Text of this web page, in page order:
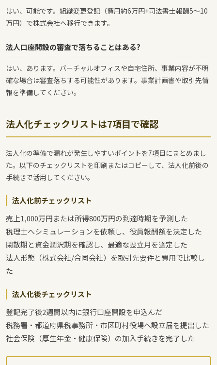
はい、可能です。組織変更登記（費用約6万円+司法書士報酬5〜10
万円）で株式会社へ移行できます。
法人口座開設の審査で落ちることはある?
はい、あります。バーチャルオフィスや自宅住所、事業内容が不明
確な場合は審査落ちする可能性があります。事業計画書や取引先情
報を準備してください。
法人化チェックリストは7項目で確認
法人化の準備で漏れが発生しやすいポイントを7項目にまとめまし
た。以下のチェックリストを印刷またはコピーして、法人化前後の
手続きで活用してください。
法人化前チェックリスト
売上1,000万円または所得800万円の到達時期を予測した
税理士へシミュレーションを依頼し、役員報酬額を決定した
閑散期と資金潤沢期を確認し、最適な設立月を選定した
法人形態（株式会社/合同会社）を取引先要件と費用で比較し
た
法人化後チェックリスト
登記完了後2週間以内に銀行口座開設を申込んだ
税務署・都道府県税事務所・市区町村役場へ設立届を提出した
社会保険（厚生年金・健康保険）の加入手続きを完了した